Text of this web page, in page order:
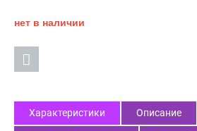
нет в наличии
Характеристики Описание